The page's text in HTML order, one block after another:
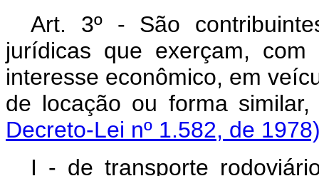
Art. 3º - São
jurídicas que exerçam,
interesse econômico, em
de locação ou forma
Decreto-Lei nº 1.582, de
I - de transporte